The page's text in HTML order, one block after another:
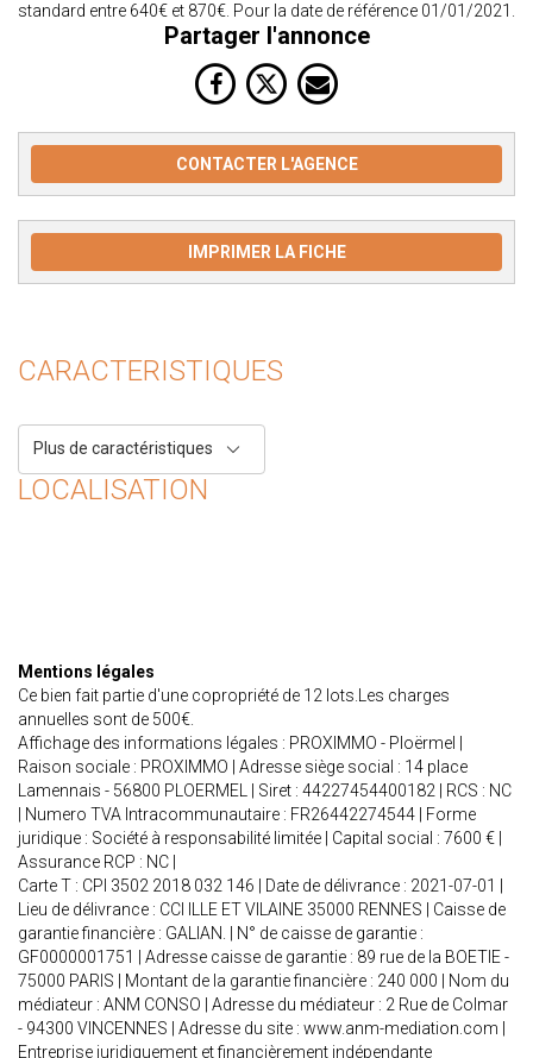
standard entre 640€ et 870€. Pour la date de référence 01/01/2021.
Partager l'annonce
CONTACTER L'AGENCE
IMPRIMER LA FICHE
CARACTERISTIQUES
Plus de caractéristiques
LOCALISATION
Mentions légales
Ce bien fait partie d'une copropriété de 12 lots.Les charges
annuelles sont de 500€.
Affichage des informations légales : PROXIMMO - Ploërmel |
Raison sociale : PROXIMMO | Adresse siège social : 14 place
Lamennais - 56800 PLOERMEL | Siret : 44227454400182 | RCS : NC
| Numero TVA Intracommunautaire : FR26442274544 | Forme
juridique : Société à responsabilité limitée | Capital social : 7600 € |
Assurance RCP : NC |
Carte T : CPI 3502 2018 032 146 | Date de délivrance : 2021-07-01 |
Lieu de délivrance : CCI ILLE ET VILAINE 35000 RENNES | Caisse de
garantie financière : GALIAN. | N° de caisse de garantie :
GF0000001751 | Adresse caisse de garantie : 89 rue de la BOETIE -
75000 PARIS | Montant de la garantie financière : 240 000 | Nom du
médiateur : ANM CONSO | Adresse du médiateur : 2 Rue de Colmar
- 94300 VINCENNES | Adresse du site : www.anm-mediation.com
Entreprise juridiquement et financièrement indépendante